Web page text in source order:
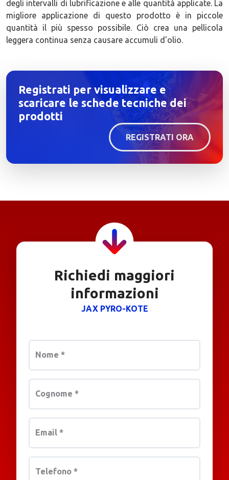
degli intervalli di lubrificazione e alle quantità applicate. La
migliore applicazione di questo prodotto è in piccole
quantità il più spesso possibile. Ciò crea una pellicola
leggera continua senza causare accumuli d'olio.
Registrati per visualizzare e
scaricare le schede tecniche dei
prodotti
REGISTRATI ORA
Richiedi maggiori
informazioni
JAX PYRO-KOTE
Nome *
Cognome *
Email *
Telefono *